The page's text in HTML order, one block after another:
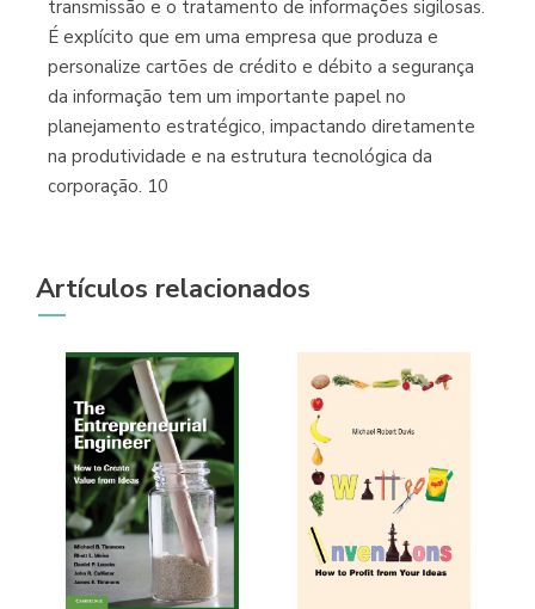
transmissão e o tratamento de informações sigilosas.
É explícito que em uma empresa que produza e
personalize cartões de crédito e débito a segurança
da informação tem um importante papel no
planejamento estratégico, impactando diretamente
na produtividade e na estrutura tecnológica da
corporação. 10
Artículos relacionados